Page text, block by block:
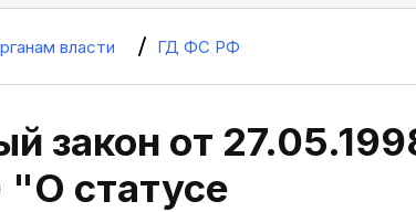
власти ГД ФС РФ
закон от
"О статусе